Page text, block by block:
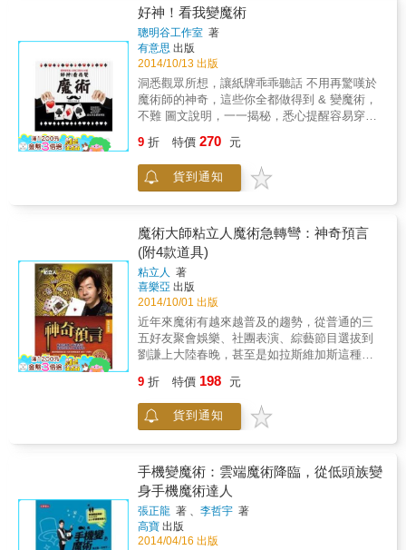
成功，也總有一天會成功。」 ● 李冠毅 香港撲
克界運動員：「找一件自己熱情的事，然後All
in！」 ● Kinglune 2017年稱霸亞洲
Pokerstars：「我未曾選擇過Poker成為職業，
而是Poker選擇了我。」 ● Sparrow 香港撲克教
主：「Practice make perfect！」 ● Stephen
香港撲克哲學家：「Poker有趣之處是赤裸地顯
露佛家的無常。」 ● 戴興雄 台灣撲克革命先
鋒：「用撲克走向世界，讓世界走進台灣。」
深的技術與原理，以各種詳細圖片來描述魔術
的每一個步驟，讓大家能夠輕鬆愉快地學習。
書中以圖片為主，讀者可以清晰模仿書中的每
一個步驟。對於魔術愛好者來說，這些簡單技
巧便可以滿足需求。當你掌握當中訣竅，表演
給朋友看後，會在對方心中留下難忘的印象。
這時，實際上你已經開始感受魔術世界的魅力
了。 當然，我們在閱讀本書的同時，會自然地
深入認識魔術的本質，更加深刻地理解魔術，
只要認識到魔術背後的緣由，一切籠罩著魔術
的神祕面紗便會被輕輕地揭去。確實有許多魔
演出，也就是說是表演者的語言、表情及其場
景布置等所營造出的一種氣氛而已。 當我們認
識到這些後，生活中就會充滿魔術的影子，只
要用心掌握其中的玄機並勤加練習，身邊的物
品均能化作魔術道具，用以進行各種魔術表
演，讓魔術來調劑我們的生活，把快樂傳遞給
每個人。 一看就懂，3分鐘就上手， 移形幻
影、隔空取物、心電感應、偷天換日， 讓人目
瞪口呆的精彩表演， 立刻炒熱場子，約會、聊
天、把妹都適用 本書特色 １．破解魔術界的祕
照，文字解說詳細，方便操作，快速上手。
３．提供讓魔術表演更生動、吸引人的過場手
法和話術技巧，勾起觀眾好奇心，讓你快速成
１００種撲克牌魔術，方便在聊天、把妹或需
要炒熱氣氛的場合表演。 ５．令人意想不到的
魔術表演，包含讓牌位移、變花色、消失、出
現、剪斷再還原等，還能用來讀心、預言，玩
法不同，變化萬千，方便讀者舉一反三。 魔幻
好神！看我變魔術
聰明谷工作室 著
有意思 出版
2014/10/13 出版
洞悉觀眾所想，讓紙牌乖乖聽話 不用再驚嘆於
魔術師的神奇，這些你全都做得到 & 變魔術，
不難 圖文說明，一一揭秘，悉心提醒容易穿幫
術的幻炫 & 公司辦活動，臨時要上台表演，本
書是最佳救急法寶 和心儀的女孩出門，變個魔
術，曖昧指數肯定再升級 親友聚會，隨意露個
9 折 特價 270 元
貨到通知
魔術大師粘立人魔術急轉彎：神奇預言
(附4款道具)
粘立人
著
喜樂亞 出版
2014/10/01 出版
近年來魔術有越來越普及的趨勢，從普通的三
五好友聚會娛樂、社團表演、綜藝節目選拔到
劉謙上大陸春晚，甚至是如拉斯維加斯這種國
度越來越高，魔術師和魔術表演不再這麼神秘
且深不可測。以國內知名的魔術師 ─ 粘立人老
師為主要取法對象，為了讓魔術能更深入底層
師，並從簡單的魔術中學習科學原理，每個人
都能從魔術中快樂學習，進而成為一個小小魔
術師。
9 折 特價 198 元
貨到通知
手機變魔術：雲端魔術降臨，從低頭族變
身手機魔術達人
張正龍 著 、李哲宇 著
高寶 出版
2014/04/16 出版